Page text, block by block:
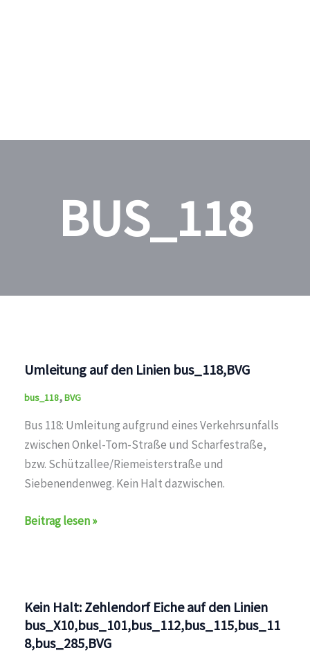
BUS_118
Umleitung auf den Linien bus_118,BVG
bus_118,BVG
Bus 118: Umleitung aufgrund eines Verkehrsunfalls
zwischen Onkel-Tom-Straße und Scharfestraße,
bzw. Schützallee/Riemeisterstraße und
Siebenendenweg. Kein Halt dazwischen.
Umleitung
Beitrag lesen »
Kein Halt: Zehlendorf Eiche auf den Linien
bus_X10,bus_101,bus_112,bus_115,bus_11
8,bus_285,BVG